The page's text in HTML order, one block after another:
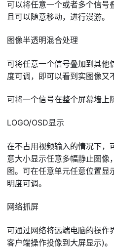
可以将任意一个或者多个信号
且可以随意移动，进行漫游。
图像半透明混合处理
可将任意一个信号叠加到其他
度可调，即可以看到实图像又
可将一个信号在整个屏幕墙上
LOGO/OSD显示
在不占用视频输入的情况下，
意大小显示任意多幅静止图像
图。可在任意单元任意位置显
明度可调。
网络抓屏
可通过网络将远端电脑的操作
客户端操作投像到大屏显示)。